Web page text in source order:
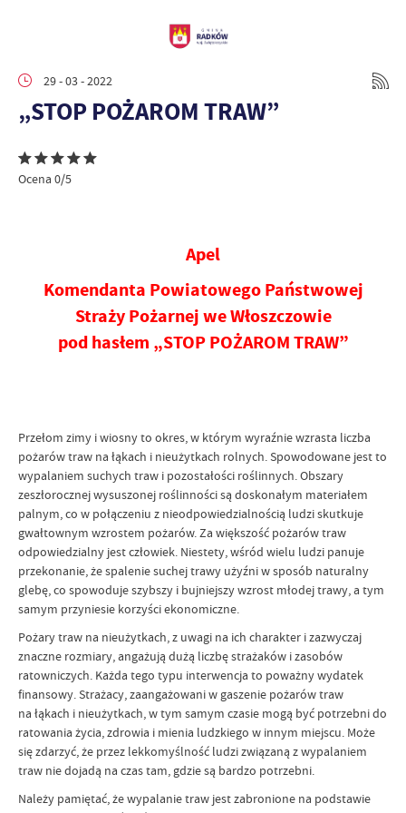
29 - 03 - 2022
„STOP POŻAROM TRAW”
Ocena 0/5
Apel
Komendanta Powiatowego Państwowej
Straży Pożarnej we Włoszczowie
pod hasłem „STOP POŻAROM TRAW”
Przełom zimy i wiosny to okres, w którym wyraźnie wzrasta liczba
pożarów traw na łąkach i nieużytkach rolnych. Spowodowane jest to
wypalaniem suchych traw i pozostałości roślinnych. Obszary
zeszłorocznej wysuszonej roślinności są doskonałym materiałem
palnym, co w połączeniu z nieodpowiedzialnością ludzi skutkuje
gwałtownym wzrostem pożarów. Za większość pożarów traw
odpowiedzialny jest człowiek. Niestety, wśród wielu ludzi panuje
przekonanie, że spalenie suchej trawy użyźni w sposób naturalny
glebę, co spowoduje szybszy i bujniejszy wzrost młodej trawy, a tym
samym przyniesie korzyści ekonomiczne.
Pożary traw na nieużytkach, z uwagi na ich charakter i zazwyczaj
znaczne rozmiary, angażują dużą liczbę strażaków i zasobów
ratowniczych. Każda tego typu interwencja to poważny wydatek
finansowy. Strażacy, zaangażowani w gaszenie pożarów traw
na łąkach i nieużytkach, w tym samym czasie mogą być potrzebni do
ratowania życia, zdrowia i mienia ludzkiego w innym miejscu. Może
się zdarzyć, że przez lekkomyślność ludzi związaną z wypalaniem
traw nie dojadą na czas tam, gdzie są bardzo potrzebni.
Należy pamiętać, że wypalanie traw jest zabronione na podstawie